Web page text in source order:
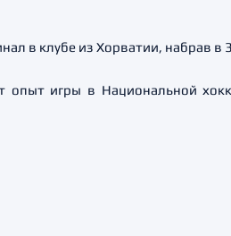
в клубе из Хорватии, набрав в
игры в Национальной